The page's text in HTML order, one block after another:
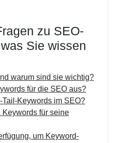
zu SEO-
Sie wissen
warum sind sie wichtig?
für die SEO aus?
Keywords im SEO?
für seine
um Keyword-